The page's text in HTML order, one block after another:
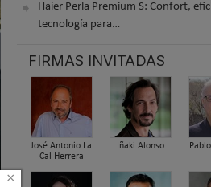
Haier Perla Premium S: Confort,
tecnología para…
FIRMAS INVITADAS
José Antonio La
Cal Herrera
Iñaki Alonso
×